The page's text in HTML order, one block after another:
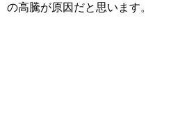
の高騰が原因だと思います。